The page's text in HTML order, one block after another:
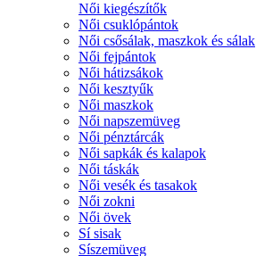
Női kiegészítők
Női csuklópántok
Női csősálak, maszkok és sálak
Női fejpántok
Női hátizsákok
Női kesztyűk
Női maszkok
Női napszemüveg
Női pénztárcák
Női sapkák és kalapok
Női táskák
Női vesék és tasakok
Női zokni
Női övek
Sí sisak
Síszemüveg